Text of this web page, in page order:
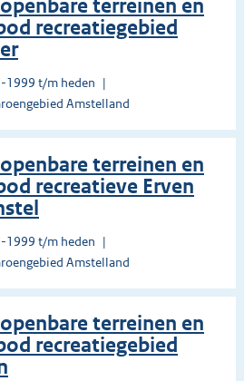
terreinen en
recreatiegebied
1999 t/m heden
Amstelland
terreinen en
recreatieve Erven
1999 t/m heden
Amstelland
terreinen en
recreatiegebied